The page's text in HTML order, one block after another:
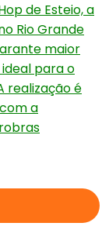
de Esteio, a
Rio Grande
maior
para o
realização é
a